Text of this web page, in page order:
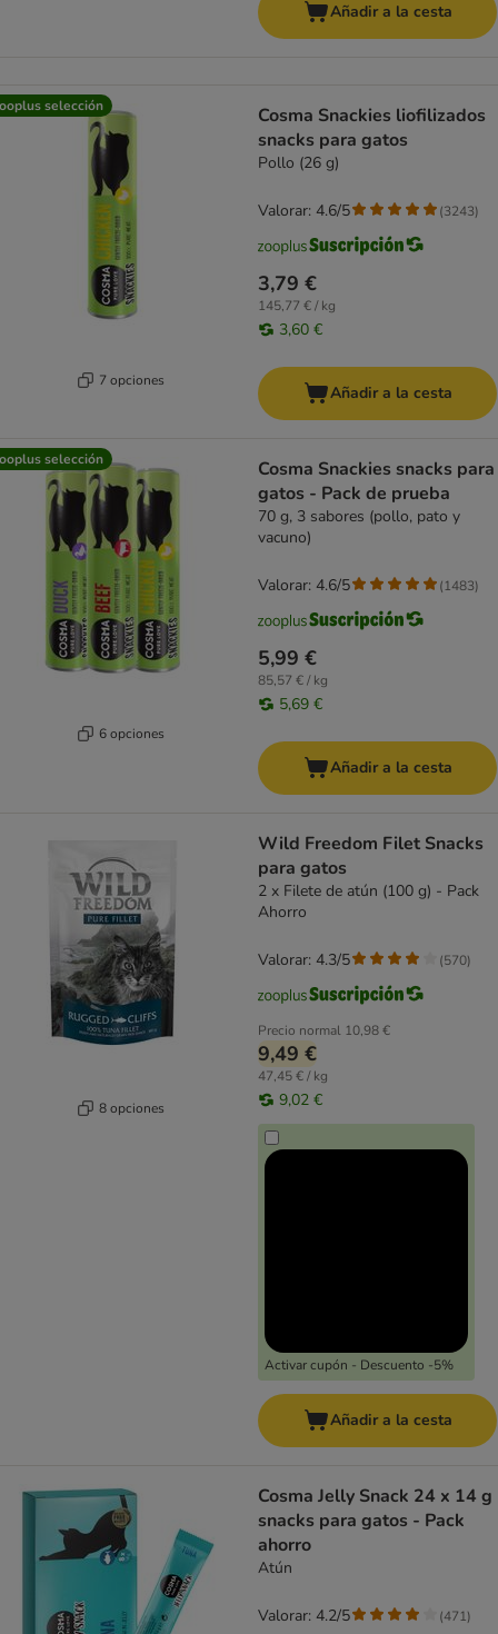
Añadir a la cesta
selección
7 opciones
Cosma Snackies liofilizados
snacks para gatos
Pollo (26 g)
3,79 €
145,77 € / kg
3,60 €
Valorar: 4.6/5 (3243)
Añadir a la cesta
selección
6 opciones
Cosma Snackies snacks para
gatos - Pack de prueba
70 g, 3 sabores (pollo, pato y
vacuno)
5,99 €
85,57 € / kg
5,69 €
Valorar: 4.6/5 (1483)
Añadir a la cesta
8 opciones
Wild Freedom Filet Snacks
para gatos
2 x Filete de atún (100 g) - Pack
Ahorro
Precio normal 10,98 €
9,49 €
47,45 € / kg
9,02 €
Activar cupón - Descuento -5%
Valorar: 4.3/5 (570)
Añadir a la cesta
Cosma Jelly Snack 24 x 14 g
snacks para gatos - Pack
ahorro
Atún
Valorar: 4.2/5 (471)